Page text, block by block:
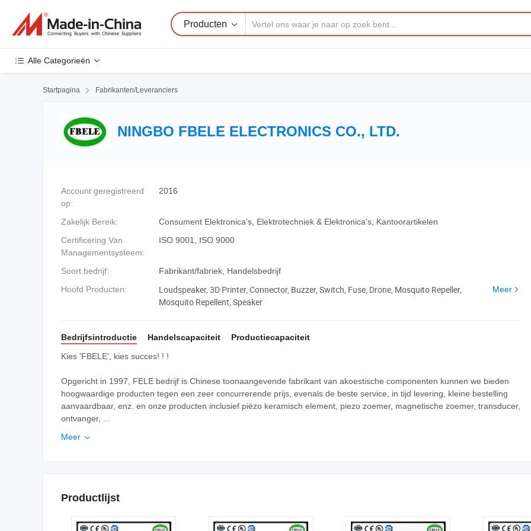
Producten
Alle Categorieën
Startpagina  Fabrikanten/Leveranciers
NINGBO FBELE ELECTRONICS CO., LTD.
Account geregistreerd
op:
2016
Zakelijk Bereik:
Consument Elektronica's, Elektrotechniek & Elektronica's, Kantoorartikelen
Certificering Van
Managementsysteem:
ISO 9001, ISO 9000
Soort bedrijf:
Fabrikant/fabriek, Handelsbedrijf
Hoofd Producten:
Loudspeaker, 3D Printer, Connector, Buzzer, Switch, Fuse, Drone, Mosquito Repeller,
Mosquito Repellent, Speaker
Meer
Bedrijfsintroductie Handelscapaciteit
Productiecapaciteit
Kies 'FBELE', kies succes! ! !
Opgericht in 1997, FELE bedrijf is Chinese toonaangevende fabrikant van akoestische componenten kunnen we bieden
hoogwaardige producten tegen een zeer concurrerende prijs, evenals de beste service, in tijd levering, kleine bestelling
aanvaardbaar, enz. en onze producten inclusief piëzo keramisch element, piezo zoemer, magnetische zoemer, transducer,
ontvanger, ...
Meer 
Productlijst